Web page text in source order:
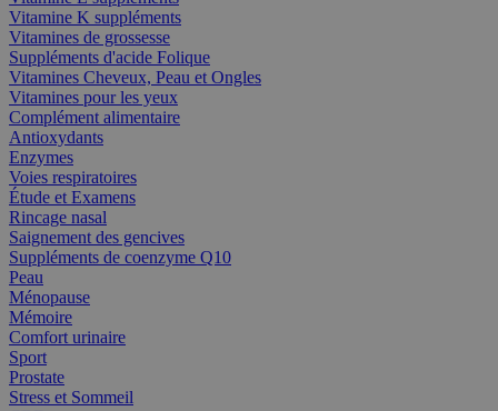
Vitamine K suppléments
Vitamines de grossesse
Suppléments d'acide Folique
Vitamines Cheveux, Peau et Ongles
Vitamines pour les yeux
Complément alimentaire
Antioxydants
Enzymes
Voies respiratoires
Étude et Examens
Rincage nasal
Saignement des gencives
Suppléments de coenzyme Q10
Peau
Ménopause
Mémoire
Comfort urinaire
Sport
Prostate
Stress et Sommeil